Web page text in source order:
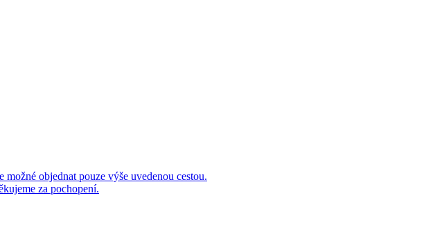
objednat pouze výše uvedenou cestou.
za pochopení.